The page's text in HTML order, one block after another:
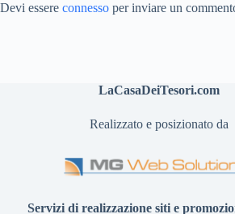
Devi essere connesso per inviare un
LaCasaDeiTesori.com
Realizzato e posizionato da
Servizi di realizzazione siti e